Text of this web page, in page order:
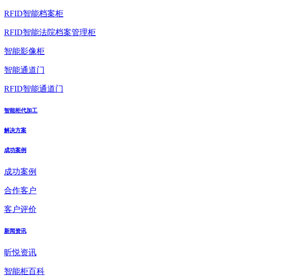
RFID智能档案柜
RFID智能法院档案管理柜
智能影像柜
智能通道门
RFID智能通道门
智能柜代加工
解决方案
成功案例
成功案例
合作客户
客户评价
新闻资讯
昕悦资讯
智能柜百科